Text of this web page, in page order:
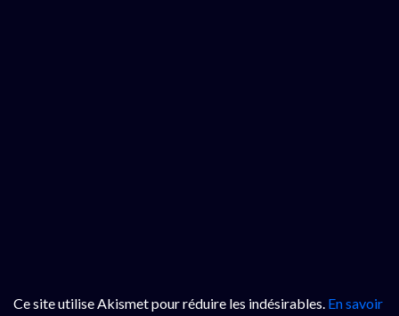
Ce site utilise Akismet pour réduire les indésirables. En savoir